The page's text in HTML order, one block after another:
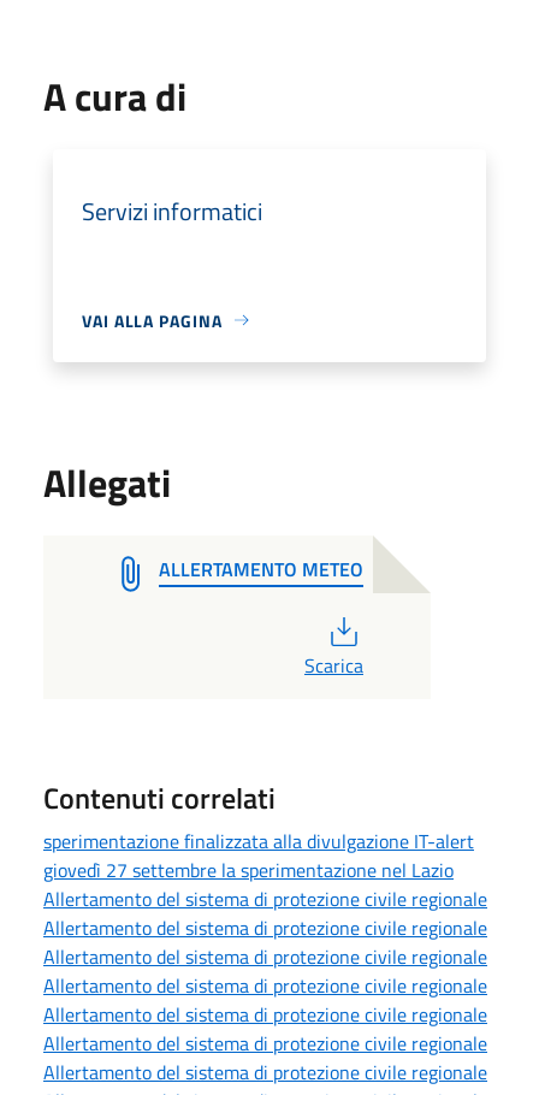
A cura di
Servizi informatici
VAI ALLA PAGINA
Allegati
ALLERTAMENTO METEO
Scarica
Contenuti correlati
sperimentazione finalizzata alla divulgazione IT-alert
giovedì 27 settembre la sperimentazione nel Lazio
Allertamento del sistema di protezione civile regionale
Allertamento del sistema di protezione civile regionale
Allertamento del sistema di protezione civile regionale
Allertamento del sistema di protezione civile regionale
Allertamento del sistema di protezione civile regionale
Allertamento del sistema di protezione civile regionale
Allertamento del sistema di protezione civile regionale